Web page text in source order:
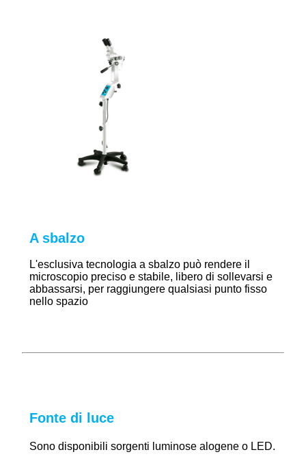
A sbalzo
L'esclusiva tecnologia a sbalzo può rendere il
microscopio preciso e stabile, libero di sollevarsi e
abbassarsi, per raggiungere qualsiasi punto fisso
nello spazio
Fonte di luce
Sono disponibili sorgenti luminose alogene o LED.